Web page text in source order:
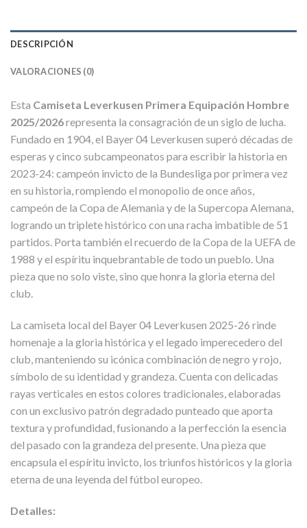
DESCRIPCIÓN
VALORACIONES (0)
Esta Camiseta Leverkusen Primera Equipación Hombre
2025/2026representa la consagración de un siglo de lucha.
Fundado en 1904, el Bayer 04 Leverkusen superó décadas de
esperas y cinco subcampeonatos para escribir la historia en
2023-24: campeón invicto de la Bundesliga por primera vez
en su historia, rompiendo el monopolio de once años,
campeón de la Copa de Alemania y de la Supercopa Alemana,
logrando un triplete histórico con una racha imbatible de 51
partidos. Porta también el recuerdo de la Copa de la UEFA de
1988 y el espíritu inquebrantable de todo un pueblo. Una
pieza que no solo viste, sino que honra la gloria eterna del
club.
La camiseta local del Bayer 04 Leverkusen 2025-26 rinde
homenaje a la gloria histórica y el legado imperecedero del
club, manteniendo su icónica combinación de negro y rojo,
símbolo de su identidad y grandeza. Cuenta con delicadas
rayas verticales en estos colores tradicionales, elaboradas
con un exclusivo patrón degradado punteado que aporta
textura y profundidad, fusionando a la perfección la esencia
del pasado con la grandeza del presente. Una pieza que
encapsula el espíritu invicto, los triunfos históricos y la gloria
eterna de una leyenda del fútbol europeo.
Detalles: